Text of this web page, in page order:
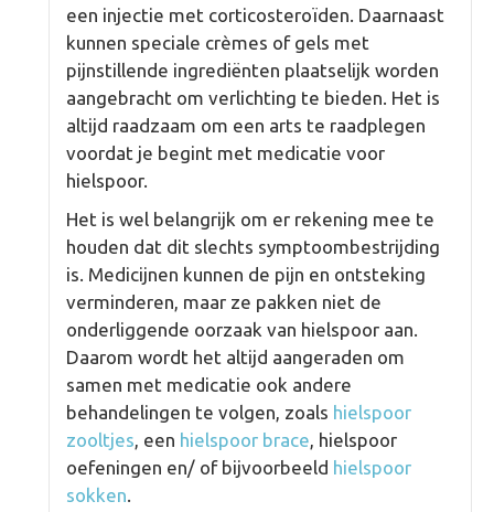
een injectie met corticosteroïden. Daarnaast
kunnen speciale crèmes of gels met
pijnstillende ingrediënten plaatselijk worden
aangebracht om verlichting te bieden. Het is
altijd raadzaam om een arts te raadplegen
voordat je begint met medicatie voor
hielspoor.
Het is wel belangrijk om er rekening mee te
houden dat dit slechts symptoombestrijding
is. Medicijnen kunnen de pijn en ontsteking
verminderen, maar ze pakken niet de
onderliggende oorzaak van hielspoor aan.
Daarom wordt het altijd aangeraden om
samen met medicatie ook andere
behandelingen te volgen, zoals hielspoor
zooltjes, een hielspoor brace, hielspoor
oefeningen en/ of bijvoorbeeld hielspoor
sokken.